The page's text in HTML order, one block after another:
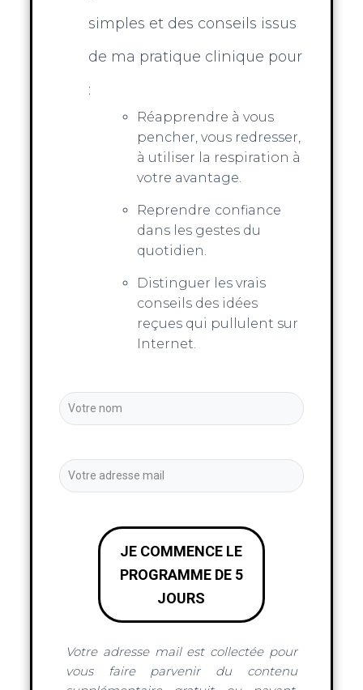
simples et des conseils issus
de ma pratique clinique pour
:
Réapprendre à vous
pencher, vous redresser,
à utiliser la respiration à
votre avantage.
Reprendre confiance
dans les gestes du
quotidien.
Distinguer les vrais
conseils des idées
reçues qui pullulent sur
Internet.
JE COMMENCE LE
PROGRAMME DE 5
JOURS
Votre adresse mail est collectée pour
vous faire parvenir du contenu